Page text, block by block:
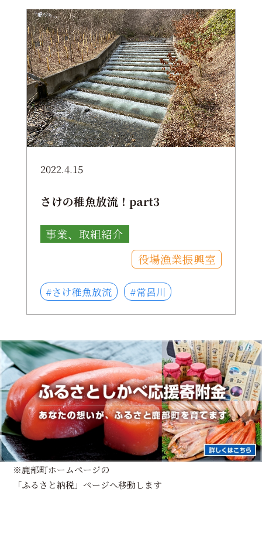
2022.4.15
さけの稚魚放流！part3
事業、取組紹介
役場漁業振興室
#さけ稚魚放流 #常呂川
※鹿部町ホームページの
「ふるさと納税」ページへ移動します